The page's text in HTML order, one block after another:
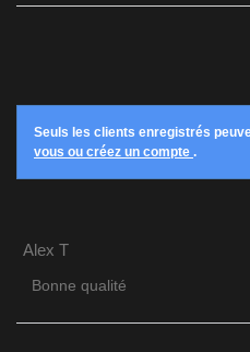
Seuls les clients enregistrés
vous ou créez un compte .
Alex T
Bonne qualité